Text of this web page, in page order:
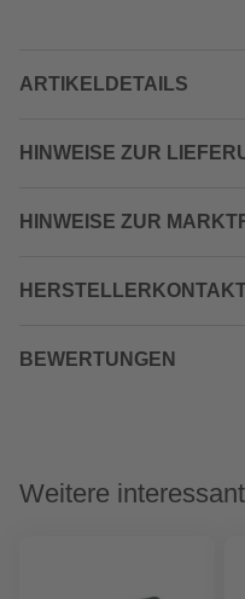
ARTIKELDETAILS
HINWEISE ZUR
HINWEISE ZUR
BEWERTUNGEN
Weitere